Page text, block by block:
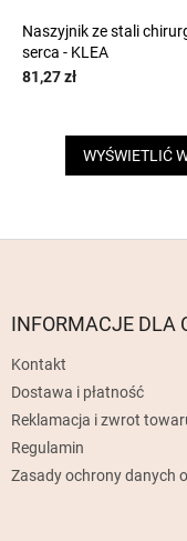
Naszyjnik ze stali
serca - KLEA
81,27 zł
WYŚWIETLIĆ
INFORMACJE DLA
Kontakt
Dostawa i płatność
Reklamacja i zwrot
Regulamin
Zasady ochrony danych